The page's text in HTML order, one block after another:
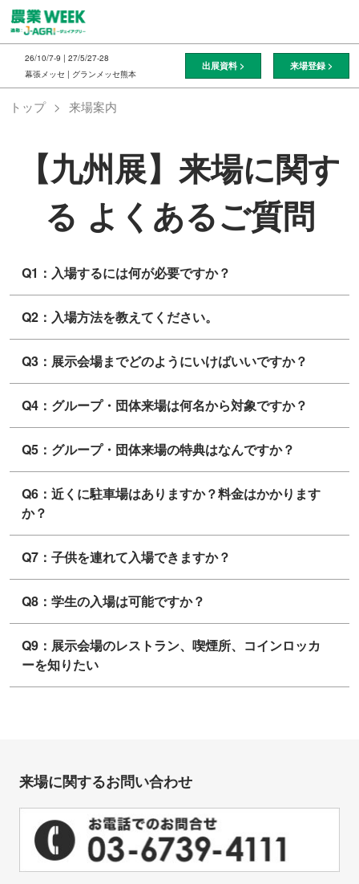
ス
キ
ッ
し
て
26/10/7-9 | 27/5/27-28
幕張メッセ | グランメッセ熊本
出展資料 > 来場登録 >
トップ 来場案内
【九州展】来場に関す
る よくあるご質問
Q1：入場するには何が必要ですか？
Q2：入場方法を教えてください。
Q3：展示会場までどのようにいけばいいですか？
Q4：グループ・団体来場は何名から対象ですか？
Q5：グループ・団体来場の特典はなんですか？
Q6：近くに駐車場はありますか？料金はかかります
か？
Q7：子供を連れて入場できますか？
Q8：学生の入場は可能ですか？
Q9：展示会場のレストラン、喫煙所、コインロッカ
ーを知りたい
来場に関するお問い合わせ